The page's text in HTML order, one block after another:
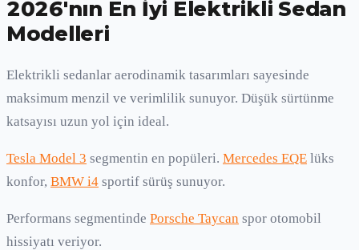
2026'nın En İyi Elektrikli Sedan
Modelleri
Elektrikli sedanlar aerodinamik tasarımları sayesinde
maksimum menzil ve verimlilik sunuyor. Düşük sürtünme
katsayısı uzun yol için ideal.
Tesla Model 3 segmentin en popüleri. Mercedes EQE lüks
konfor, BMW i4 sportif sürüş sunuyor.
Performans segmentinde Porsche Taycan spor otomobil
hissiyatı veriyor.